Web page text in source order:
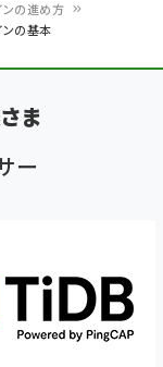
の進め方
の基本
ま
ー